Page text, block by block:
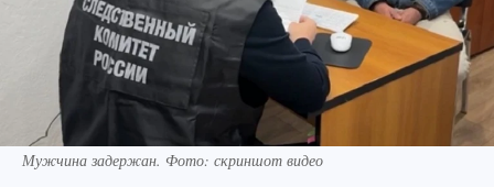
Мужчина задержан. Фото: скриншот видео